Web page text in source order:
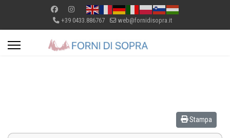
+39 0433.886767 web@fornidisopra.it
Stampa